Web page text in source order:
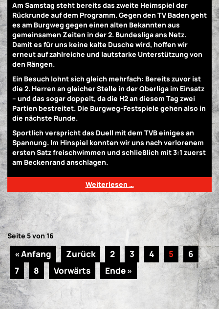
Am Samstag steht bereits das zweite Heimspiel der
Rückrunde auf dem Programm. Gegen den TV Baden geht
es am Burgweg gegen einen alten Bekannten aus
gemeinsamen Zeiten in der 2. Bundesliga ans Netz.
Damit es für uns keine kalte Dusche wird, hoffen wir
erneut auf zahlreiche und lautstarke Unterstützung von
den Rängen.
Ein Besuch lohnt sich gleich mehrfach: Bereits zuvor ist
die 2. Herren an gleicher Stelle in der Oberliga im Einsatz
– und das sogar doppelt, da die H2 an diesem Tag zwei
Partien bestreitet. Die Burgweg-Festspiele gehen also in
die nächste Runde.
Sportlich verspricht das Duell mit dem TVB einiges an
Spannung. Im Hinspiel konnten wir uns nach verlorenem
ersten Satz freischwimmen und schließlich mit 3:1 zuerst
am Beckenrand anschlagen.
Weiterlesen …
Seite 5 von 16
« Anfang Zurück 2 3 4 5
6
7
8 Vorwärts Ende »